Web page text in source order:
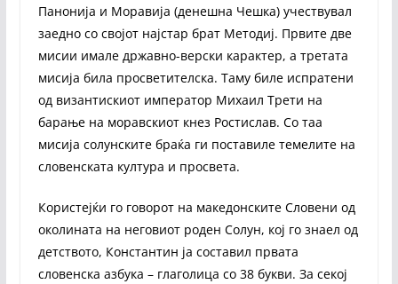
Панонија и Моравија (денешна Чешка) учествувал
заедно со својот најстар брат Методиј. Првите две
мисии имале државно-верски карактер, а третата
мисија била просветителска. Таму биле испратени
од византискиот император Михаил Трети на
барање на моравскиот кнез Ростислав. Со таа
мисија солунските браќа ги поставиле темелите на
словенската култура и просвета.
Користејќи го говорот на македонските Словени од
околината на неговиот роден Солун, кој го знаел од
детството, Константин ја составил првата
словенска азбука – глаголица со 38 букви. За секој